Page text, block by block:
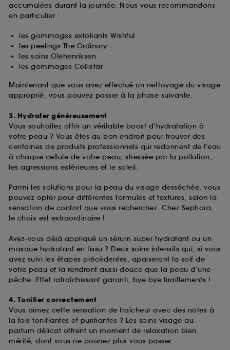
accumulées durant la journée. Nous vous recommandons
en particulier :
les gommages exfoliants Wishful
les peelings The Ordinary
les soins Olehenriksen
les gommages Collistar
Maintenant que vous avez effectué un nettoyage du visage
approprié, vous pouvez passer à la phase suivante.
3. Hydrater généreusement
Vous souhaitez offrir un véritable boost d’hydratation à
votre peau ? Vous êtes au bon endroit pour trouver des
centaines de produits professionnels qui redonnent de l’eau
à chaque cellule de votre peau, stressée par la pollution,
les agressions extérieures et le soleil.
Parmi les solutions pour la peau du visage desséchée, vous
pouvez opter pour différentes formules et textures, selon la
sensation de confort que vous recherchez. Chez Sephora,
le choix est extraordinaire !
Avez-vous déjà appliqué un sérum super hydratant ou un
masque hydratant en tissu ? Deux soins intensifs qui, si vous
avez suivi les étapes précédentes, apaiseront la soif de
votre peau et la rendront aussi douce que la peau d’une
pêche. Effet rafraîchissant garanti, bye bye tiraillements !
4. Tonifier correctement
Vous aimez cette sensation de fraîcheur avec des notes à
la fois tonifiantes et purifiantes ? Les soins visage au
parfum délicat offrent un moment de relaxation bien
mérité, dont vous ne pourrez plus vous passer.